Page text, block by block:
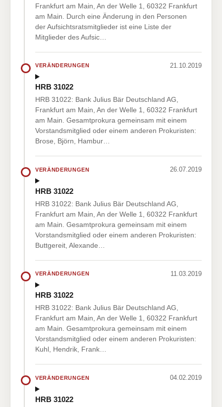
Frankfurt am Main, An der Welle 1, 60322 Frankfurt
am Main. Durch eine Änderung in den Personen
der Aufsichtsratsmitglieder ist eine Liste der
Mitglieder des Aufsic…
VERÄNDERUNGEN 21.10.2019
HRB 31022
HRB 31022: Bank Julius Bär Deutschland AG,
Frankfurt am Main, An der Welle 1, 60322 Frankfurt
am Main. Gesamtprokura gemeinsam mit einem
Vorstandsmitglied oder einem anderen Prokuristen:
Brose, Björn, Hambur…
VERÄNDERUNGEN 26.07.2019
HRB 31022
HRB 31022: Bank Julius Bär Deutschland AG,
Frankfurt am Main, An der Welle 1, 60322 Frankfurt
am Main. Gesamtprokura gemeinsam mit einem
Vorstandsmitglied oder einem anderen Prokuristen:
Buttgereit, Alexande…
VERÄNDERUNGEN 11.03.2019
HRB 31022
HRB 31022: Bank Julius Bär Deutschland AG,
Frankfurt am Main, An der Welle 1, 60322 Frankfurt
am Main. Gesamtprokura gemeinsam mit einem
Vorstandsmitglied oder einem anderen Prokuristen:
Kuhl, Hendrik, Frank…
VERÄNDERUNGEN 04.02.2019
HRB 31022